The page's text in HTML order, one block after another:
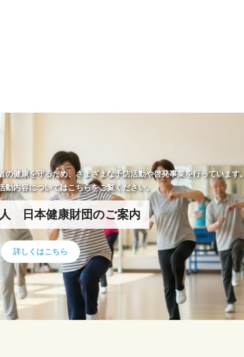
健康を守るため、さまざまな予防活動や啓発事業を行っています。
動内容についてはこちらをご覧ください。
日本健康財団のご案内
詳しくはこちら